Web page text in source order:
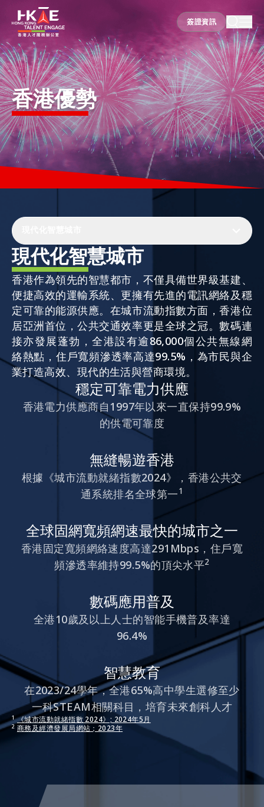
簽證資訊
簽證資訊
香港優勢
居港須知
人才支援
就業資訊
在港營商
活動情報
最新消息
關於我們
聯絡我們
繁
香港優勢
現代化智慧城市
香港作為領先的智慧都市，不僅具備世界級基建、
便捷高效的運輸系統、更擁有先進的電訊網絡及穩
定可靠的能源供應。在城市流動指數方面，香港位
居亞洲首位，公共交通效率更是全球之冠。數碼連
接亦發展蓬勃，全港設有逾86,000個公共無線網
絡熱點，住戶寬頻滲透率高達99.5%，為市民與企
業打造高效、現代的生活與營商環境。
穩定可靠電力供應
香港電力供應商自1997年以來一直保持99.9%
的供電可靠度
無縫暢遊香港
根據《城市流動就緒指數2024》，香港公共交
通系統排名全球第一1
全球固網寬頻網速最快的城市之一
香港固定寬頻網絡速度高達291Mbps，住戶寬
頻滲透率維持99.5%的頂尖水平2
數碼應用普及
全港10歲及以上人士的智能手機普及率達
96.4%
智慧教育
在2023/24學年，全港65%高中學生選修至少
一科STEAM相關科目，培育未來創科人才
1 《城市流動就緒指數 2024》; 2024年5月
2 商務及經濟發展局網站；2023年